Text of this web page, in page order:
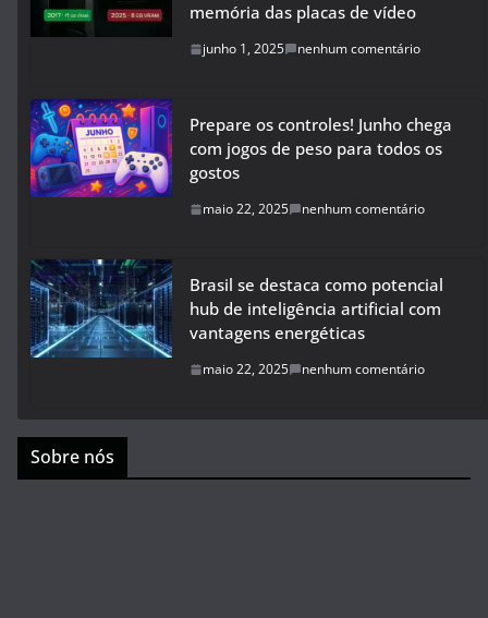
memória das placas de vídeo
junho 1, 2025 nenhum comentário
Prepare os controles! Junho chega
com jogos de peso para todos os
gostos
maio 22, 2025 nenhum comentário
Brasil se destaca como potencial
hub de inteligência artificial com
vantagens energéticas
maio 22, 2025 nenhum comentário
Sobre nós